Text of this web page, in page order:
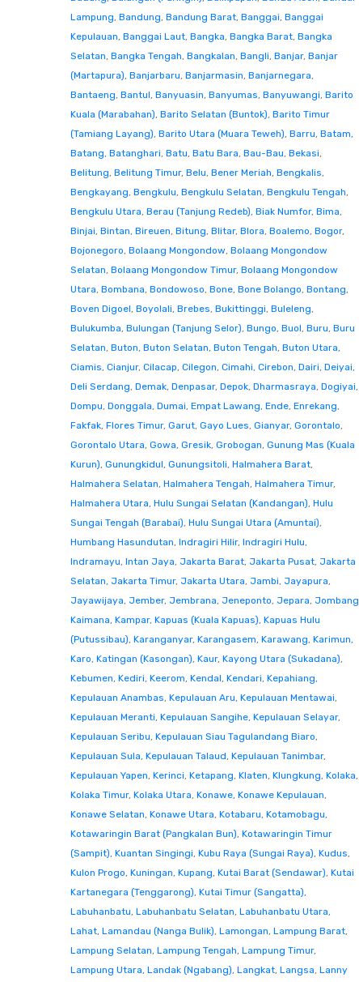
Lampung, Bandung, Bandung Barat, Banggai, Banggai
Kepulauan, Banggai Laut, Bangka, Bangka Barat, Bangka
Selatan, Bangka Tengah, Bangkalan, Bangli, Banjar, Banjar
(Martapura), Banjarbaru, Banjarmasin, Banjarnegara,
Bantaeng, Bantul, Banyuasin, Banyumas, Banyuwangi, Barito
Kuala (Marabahan), Barito Selatan (Buntok), Barito Timur
(Tamiang Layang), Barito Utara (Muara Teweh), Barru, Batam,
Batang, Batanghari, Batu, Batu Bara, Bau-Bau, Bekasi,
Belitung, Belitung Timur, Belu, Bener Meriah, Bengkalis,
Bengkayang, Bengkulu, Bengkulu Selatan, Bengkulu Tengah,
Bengkulu Utara, Berau (Tanjung Redeb), Biak Numfor, Bima,
Binjai, Bintan, Bireuen, Bitung, Blitar, Blora, Boalemo, Bogor,
Bojonegoro, Bolaang Mongondow, Bolaang Mongondow
Selatan, Bolaang Mongondow Timur, Bolaang Mongondow
Utara, Bombana, Bondowoso, Bone, Bone Bolango, Bontang,
Boven Digoel, Boyolali, Brebes, Bukittinggi, Buleleng,
Bulukumba, Bulungan (Tanjung Selor), Bungo, Buol, Buru, Buru
Selatan, Buton, Buton Selatan, Buton Tengah, Buton Utara,
Ciamis, Cianjur, Cilacap, Cilegon, Cimahi, Cirebon, Dairi, Deiyai,
Deli Serdang, Demak, Denpasar, Depok, Dharmasraya, Dogiyai,
Dompu, Donggala, Dumai, Empat Lawang, Ende, Enrekang,
Fakfak, Flores Timur, Garut, Gayo Lues, Gianyar, Gorontalo,
Gorontalo Utara, Gowa, Gresik, Grobogan, Gunung Mas (Kuala
Kurun), Gunungkidul, Gunungsitoli, Halmahera Barat,
Halmahera Selatan, Halmahera Tengah, Halmahera Timur,
Halmahera Utara, Hulu Sungai Selatan (Kandangan), Hulu
Sungai Tengah (Barabai), Hulu Sungai Utara (Amuntai),
Humbang Hasundutan, Indragiri Hilir, Indragiri Hulu,
Indramayu, Intan Jaya, Jakarta Barat, Jakarta Pusat, Jakarta
Selatan, Jakarta Timur, Jakarta Utara, Jambi, Jayapura,
Jayawijaya, Jember, Jembrana, Jeneponto, Jepara, Jombang
Kaimana, Kampar, Kapuas (Kuala Kapuas), Kapuas Hulu
(Putussibau), Karanganyar, Karangasem, Karawang, Karimun,
Karo, Katingan (Kasongan), Kaur, Kayong Utara (Sukadana),
Kebumen, Kediri, Keerom, Kendal, Kendari, Kepahiang,
Kepulauan Anambas, Kepulauan Aru, Kepulauan Mentawai,
Kepulauan Meranti, Kepulauan Sangihe, Kepulauan Selayar,
Kepulauan Seribu, Kepulauan Siau Tagulandang Biaro,
Kepulauan Sula, Kepulauan Talaud, Kepulauan Tanimbar,
Kepulauan Yapen, Kerinci, Ketapang, Klaten, Klungkung, Kolaka,
Kolaka Timur, Kolaka Utara, Konawe, Konawe Kepulauan,
Konawe Selatan, Konawe Utara, Kotabaru, Kotamobagu,
Kotawaringin Barat (Pangkalan Bun), Kotawaringin Timur
(Sampit), Kuantan Singingi, Kubu Raya (Sungai Raya), Kudus,
Kulon Progo, Kuningan, Kupang, Kutai Barat (Sendawar), Kutai
Kartanegara (Tenggarong), Kutai Timur (Sangatta),
Labuhanbatu, Labuhanbatu Selatan, Labuhanbatu Utara,
Lahat, Lamandau (Nanga Bulik), Lamongan, Lampung Barat,
Lampung Selatan, Lampung Tengah, Lampung Timur,
Lampung Utara, Landak (Ngabang), Langkat, Langsa, Lanny